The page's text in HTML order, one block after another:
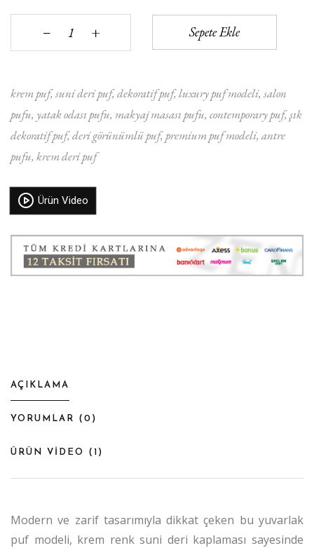
‒ + Sepete Ekle
krem puf suni deri puf dekoratif puf luxury puf modeli salon
pufu yatak odası pufu makyaj masası pufu contemporary puf şık
dekoratif puf deri görünümlü puf premium puf modeli antre
pufu krem deri puf
Ürün Video
AÇIKLAMA
YORUMLAR ( 0 )
ÜRÜN VİDEO ( 1 )
Modern ve zarif tasarımıyla dikkat çeken bu yuvarlak
puf modeli, krem renk suni deri kaplaması sayesinde